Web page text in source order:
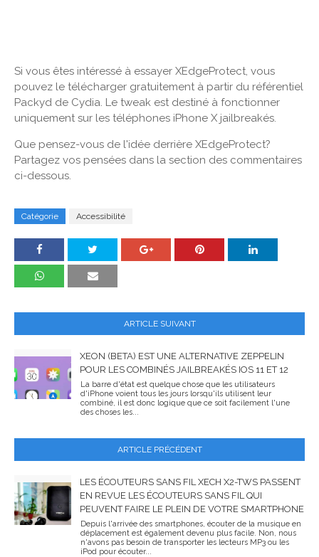
Si vous êtes intéressé à essayer XEdgeProtect, vous
pouvez le télécharger gratuitement à partir du référentiel
Packyd de Cydia. Le tweak est destiné à fonctionner
uniquement sur les téléphones iPhone X jailbreakés.
Que pensez-vous de l'idée derrière XEdgeProtect?
Partagez vos pensées dans la section des commentaires
ci-dessous.
Catégorie Accessibilité
ARTICLE SUIVANT
XEON (BETA) EST UNE ALTERNATIVE ZEPPELIN
POUR LES COMBINÉS JAILBREAKÉS IOS 11 ET 12
La barre d'état est quelque chose que les utilisateurs
d'iPhone voient tous les jours lorsqu'ils utilisent leur
combiné, il est donc logique que ce soit facilement l'une
des choses les...
ARTICLE PRÉCÉDENT
LES ÉCOUTEURS SANS FIL XECH X2-TWS PASSENT
EN REVUE LES ÉCOUTEURS SANS FIL QUI
PEUVENT FAIRE LE PLEIN DE VOTRE SMARTPHONE
Depuis l'arrivée des smartphones, écouter de la musique en
déplacement est également devenu plus facile. Non, nous
n'avons pas besoin de transporter les lecteurs MP3 ou les
iPod pour écouter...